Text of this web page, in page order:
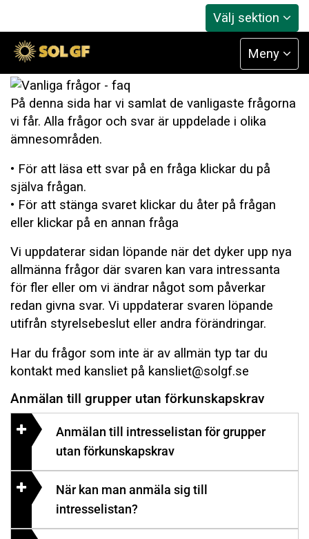
Välj sektion
Meny
Vanliga frågor
På denna sida har vi samlat de vanligaste frågorna
vi får. Alla frågor och svar är uppdelade i olika
ämnesområden.
• För att läsa ett svar på en fråga klickar du på
själva frågan.
• För att stänga svaret klickar du åter på frågan
eller klickar på en annan fråga
Vi uppdaterar sidan löpande när det dyker upp nya
allmänna frågor där svaren kan vara intressanta
för fler eller om vi ändrar något som påverkar
redan givna svar. Vi uppdaterar svaren löpande
utifrån styrelsebeslut eller andra förändringar.
Har du frågor som inte är av allmän typ tar du
kontakt med kansliet på kansliet@solgf.se
Anmälan till grupper utan förkunskapskrav
Anmälan till intresselistan för grupper
utan förkunskapskrav
När kan man anmäla sig till
intresselistan?